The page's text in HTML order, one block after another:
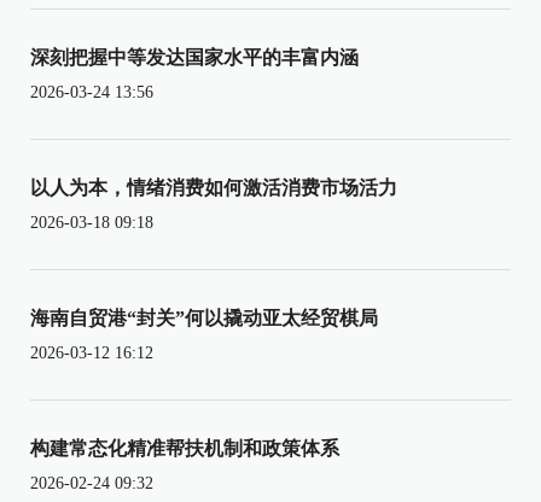
深刻把握中等发达国家水平的丰富内涵
2026-03-24 13:56
以人为本，情绪消费如何激活消费市场活力
2026-03-18 09:18
海南自贸港“封关”何以撬动亚太经贸棋局
2026-03-12 16:12
构建常态化精准帮扶机制和政策体系
2026-02-24 09:32